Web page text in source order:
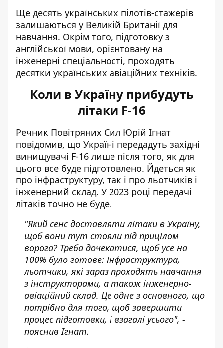
Ще десять українських пілотів-стажерів
залишаються у Великій Британії для
навчання. Окрім того, підготовку з
англійської мови, орієнтовану на
інженерні спеціальності, проходять
десятки українських авіаційних техніків.
Коли в Україну прибудуть
літаки F-16
Речник Повітряних Сил Юрій Ігнат
повідомив, що Україні передадуть західні
винищувачі F-16 лише після того, як для
цього все буде підготовлено. Йдеться як
про інфраструктуру, так і про льотчиків і
інженерний склад. У 2023 році передачі
літаків точно не буде.
"Який сенс доставляти літаки в Україну,
щоб вони тут стояли під прицілом
ворога? Треба дочекатися, щоб усе на
100% було готове: інфраструктура,
льотчики, які зараз проходять навчання
з інструкторами, а також інженерно-
авіаційний склад. Це одне з основного, що
потрібно для того, щоб завершити
процес підготовки, і взагалі усього", -
пояснив Ігнат.